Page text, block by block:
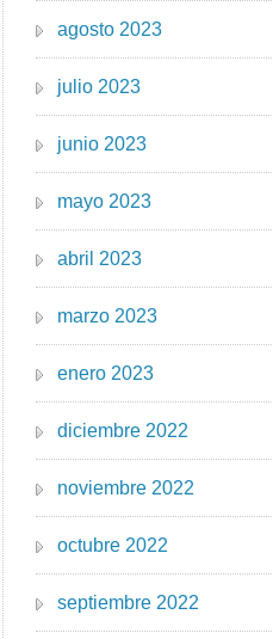
agosto 2023
julio 2023
junio 2023
mayo 2023
abril 2023
marzo 2023
enero 2023
diciembre 2022
noviembre 2022
octubre 2022
septiembre 2022